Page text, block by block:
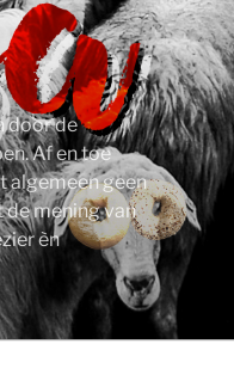
door de
Af en toe
algemeen geen
de mening van
èn